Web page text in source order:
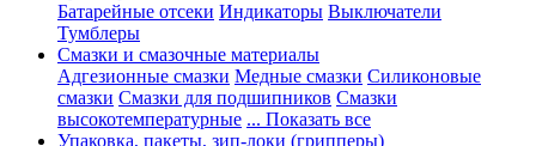
Батарейные отсеки Индикаторы Выключатели
Тумблеры
Смазки и смазочные материалы
Адгезионные смазки Медные смазки Силиконовые
смазки Смазки для подшипников Смазки
высокотемпературные ... Показать все
Упаковка, пакеты, зип-локи (грипперы)